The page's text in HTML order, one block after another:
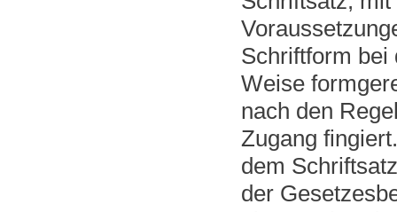
Schriftform bei
Weise
nach den
Zugang
dem
der